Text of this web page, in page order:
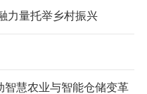
力量托举乡村振兴
慧农业与智能仓储变革